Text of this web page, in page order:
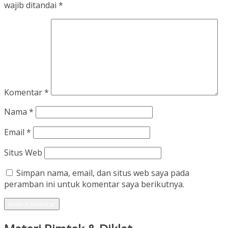
wajib ditandai *
Komentar*
Nama *
Email *
Situs Web
Simpan nama, email, dan situs web saya pada
peramban ini untuk komentar saya berikutnya.